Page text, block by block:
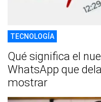
TECNOLOGÍA
Qué significa el
WhatsApp que
mostrar